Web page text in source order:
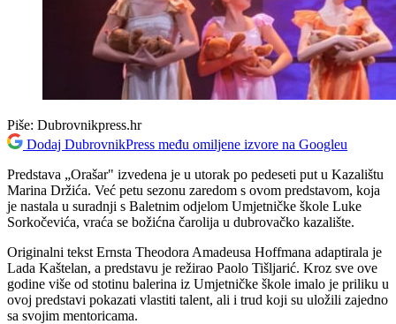
Piše: Dubrovnikpress.hr
Dodaj DubrovnikPress među omiljene izvore na Googleu
Predstava „Orašar" izvedena je u utorak po pedeseti put u Kazalištu
Marina Držića. Već petu sezonu zaredom s ovom predstavom, koja
je nastala u suradnji s Baletnim odjelom Umjetničke škole Luke
Sorkočevića, vraća se božićna čarolija u dubrovačko kazalište.
Originalni tekst Ernsta Theodora Amadeusa Hoffmana adaptirala je
Lada Kaštelan, a predstavu je režirao Paolo Tišljarić. Kroz sve ove
godine više od stotinu balerina iz Umjetničke škole imalo je priliku u
ovoj predstavi pokazati vlastiti talent, ali i trud koji su uložili zajedno
sa svojim mentoricama.